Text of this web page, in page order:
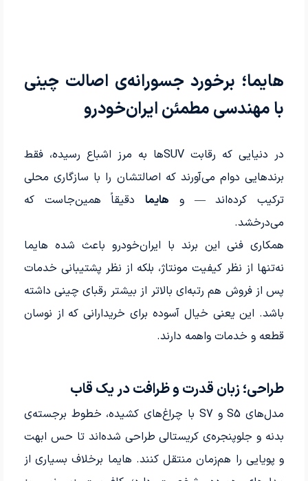
هایما؛ برخورد جسورانه‌ی اصالت چینی
با مهندسی مطمئن ایران‌خودرو
در دنیایی که رقابت SUVها به مرز اشباع رسیده، فقط
برندهایی دوام می‌آورند که اصالتشان را با سازگاری محلی
ترکیب کرده‌اند — و هایمادقیقاً همین‌جاست که
می‌درخشد.
همکاری فنی این برند با ایران‌خودرو باعث شده هایما
نه‌تنها از نظر کیفیت مونتاژ، بلکه از نظر پشتیبانی خدمات
پس از فروش هم رتبه‌ای بالاتر از بیشتر رقبای چینی داشته
باشد. این یعنی خیال آسوده برای خریدارانی که از نوسان
قطعه و خدمات واهمه دارند.
طراحی؛ زبان قدرت و ظرافت در یک قاب
مدل‌های S5 و S7 با چراغ‌های کشیده، خطوط برجسته‌ی
بدنه و جلوپنجره‌ی کریستالی طراحی شده‌اند تا حس ابهت
و پویایی را هم‌زمان منتقل کنند. هایما برخلاف بسیاری از